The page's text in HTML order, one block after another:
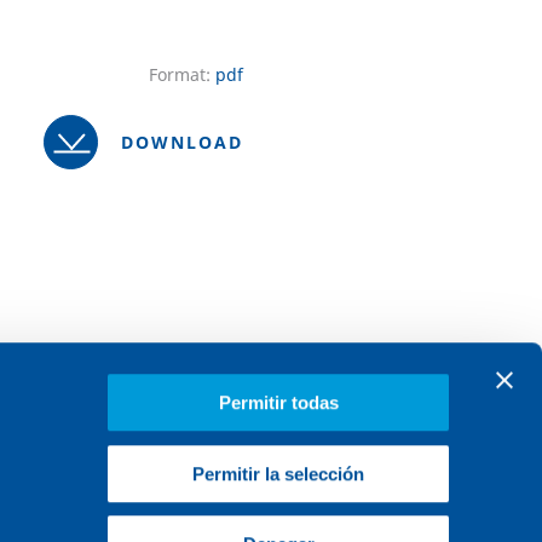
Permitir todas
Permitir la selección
Format: pdf
DOWNLOAD
PROJEKTY O Sener